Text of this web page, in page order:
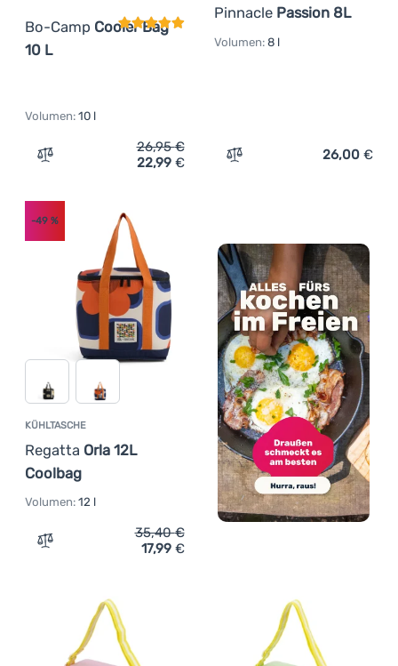
Bo-Camp Cooler Bag
10 L
Volumen: 10 l
Zum Vergleich 'Kühltasche Bo-Camp Cooler Bag 10 L'
26,95€
22,99 €
Pinnacle Passion 8L
Volumen: 8 l
Zum Vergleich
26,00 €
KÜHLTASCHE
Regatta Orla 12L
Coolbag
-49 %
Volumen: 12 l
Zum Vergleich 'Kühltasche Regatta Orla 12L Coolbag'
35,40€
17,99 €